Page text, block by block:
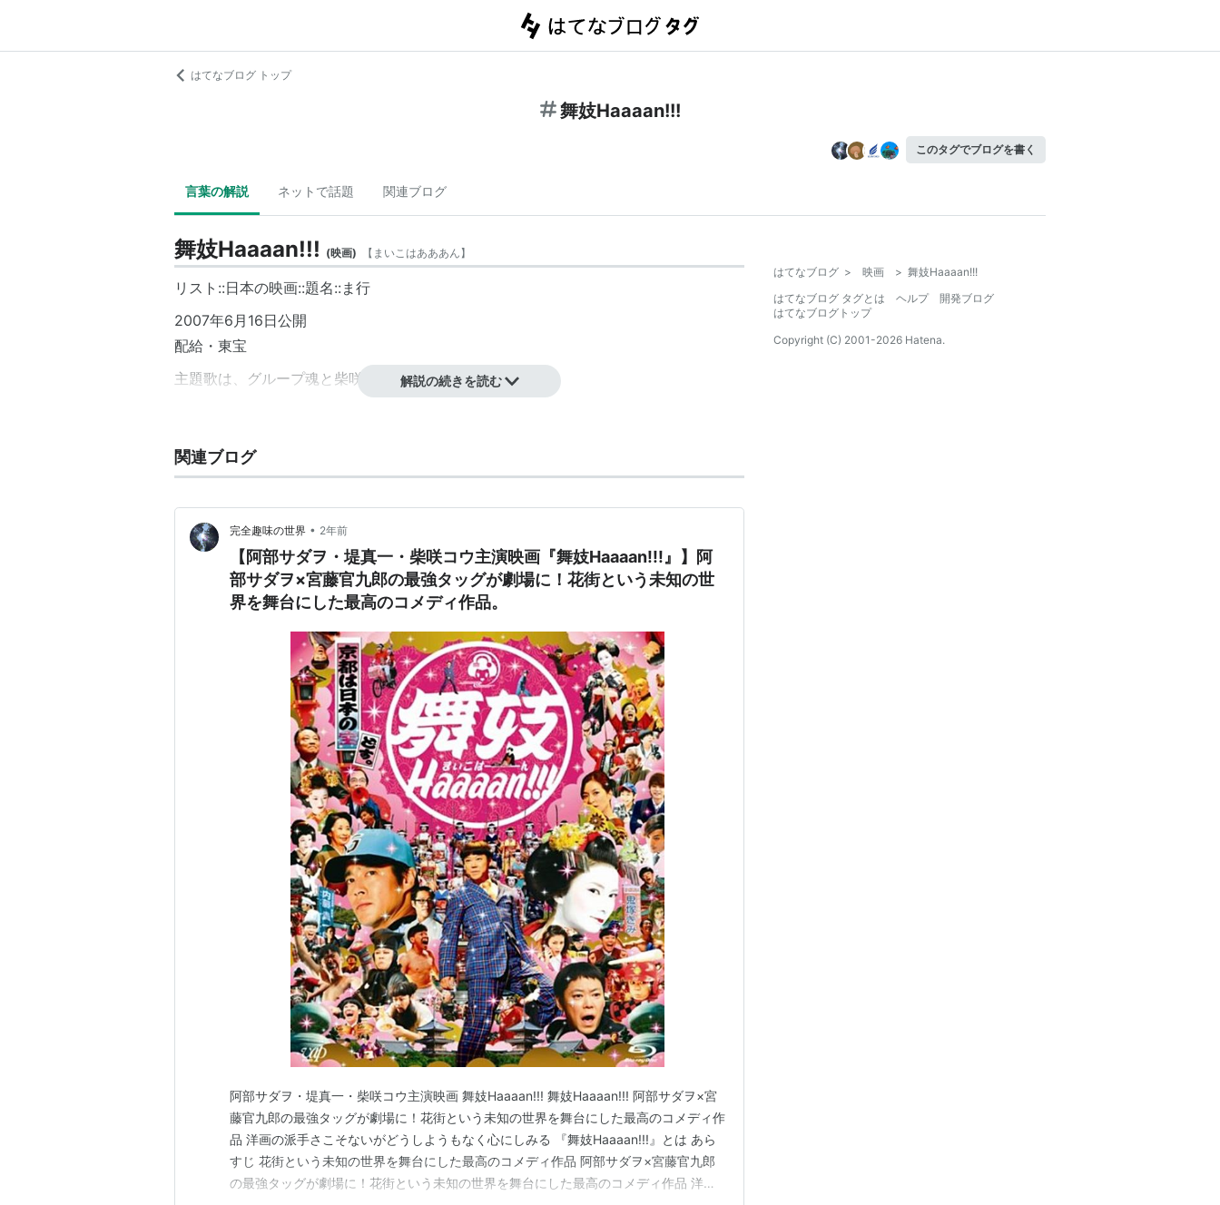
はてなブログ トップ
舞妓Haaaan!!!
このタグでブログを書く
言葉の解説 ネットで話題 関連ブログ
舞妓Haaaan!!! (映画) 【 まいこはあああん】
リスト::日本の映画::題名::ま行
2007年6月16日公開
配給・東宝
主題歌は、グループ魂と柴咲コウのコラボユニット
内容
熱狂的な舞妓ファンでありながら、まだ舞妓と遊んだことがない
サラリーマンの鬼塚公彦（阿部サダヲ）は京都支社への転勤を機に
お茶屋デビューを目指し、あっさりと彼女の大沢富士子（柴咲コウ）を捨てて京都入
り。
だが、「一見さんお断り」の制度などで思うようにいかず、
お座敷遊び常連のプロ野球界のスター選手、内藤貴一郎（堤真一）にバカにされる。
公彦は内藤を見返すため、プロ野球選手を目指すことを決意。
一方、富士子も公彦を見返すため舞妓になることを決意し、事態は思わぬ方向へ…。
原作・脚本：宮藤官九郎
水田伸生
音楽：岩代太郎
製作・企画：日本テレビ
制作プロダクション：ビーワイルド
吉行和子
真矢みき
木場勝己
生瀬勝久
解説の続きを読む
関連ブログ
完全趣味の世界 • 2年前
【阿部サダヲ・堤真一・柴咲コウ主演映画『舞妓Haaaan!!!』】阿
部サダヲ×宮藤官九郎の最強タッグが劇場に！花街という未知の世
界を舞台にした最高のコメディ作品。
阿部サダヲ・堤真一・柴咲コウ主演映画 舞妓Haaaan!!! 舞妓Haaaan!!! 阿部サダヲ×宮
藤官九郎の最強タッグが劇場に！花街という未知の世界を舞台にした最高のコメディ作
品 洋画の派手さこそないがどうしようもなく心にしみる 『舞妓Haaaan!!!』とは あら
すじ 花街という未知の世界を舞台にした最高のコメディ作品 阿部サダヲ×宮藤官九郎
の最強タッグが劇場に！花街という未知の世界を舞台にした最高のコメディ作品 洋画
はてなブログ > 映画 > 舞妓Haaaan!!!
はてなブログ タグとは
ヘルプ
開発ブログ
はてなブログトップ
Copyright (C) 2001-2026 Hatena.